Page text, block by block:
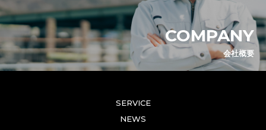
COMPANY
会社概要
SERVICE
NEWS